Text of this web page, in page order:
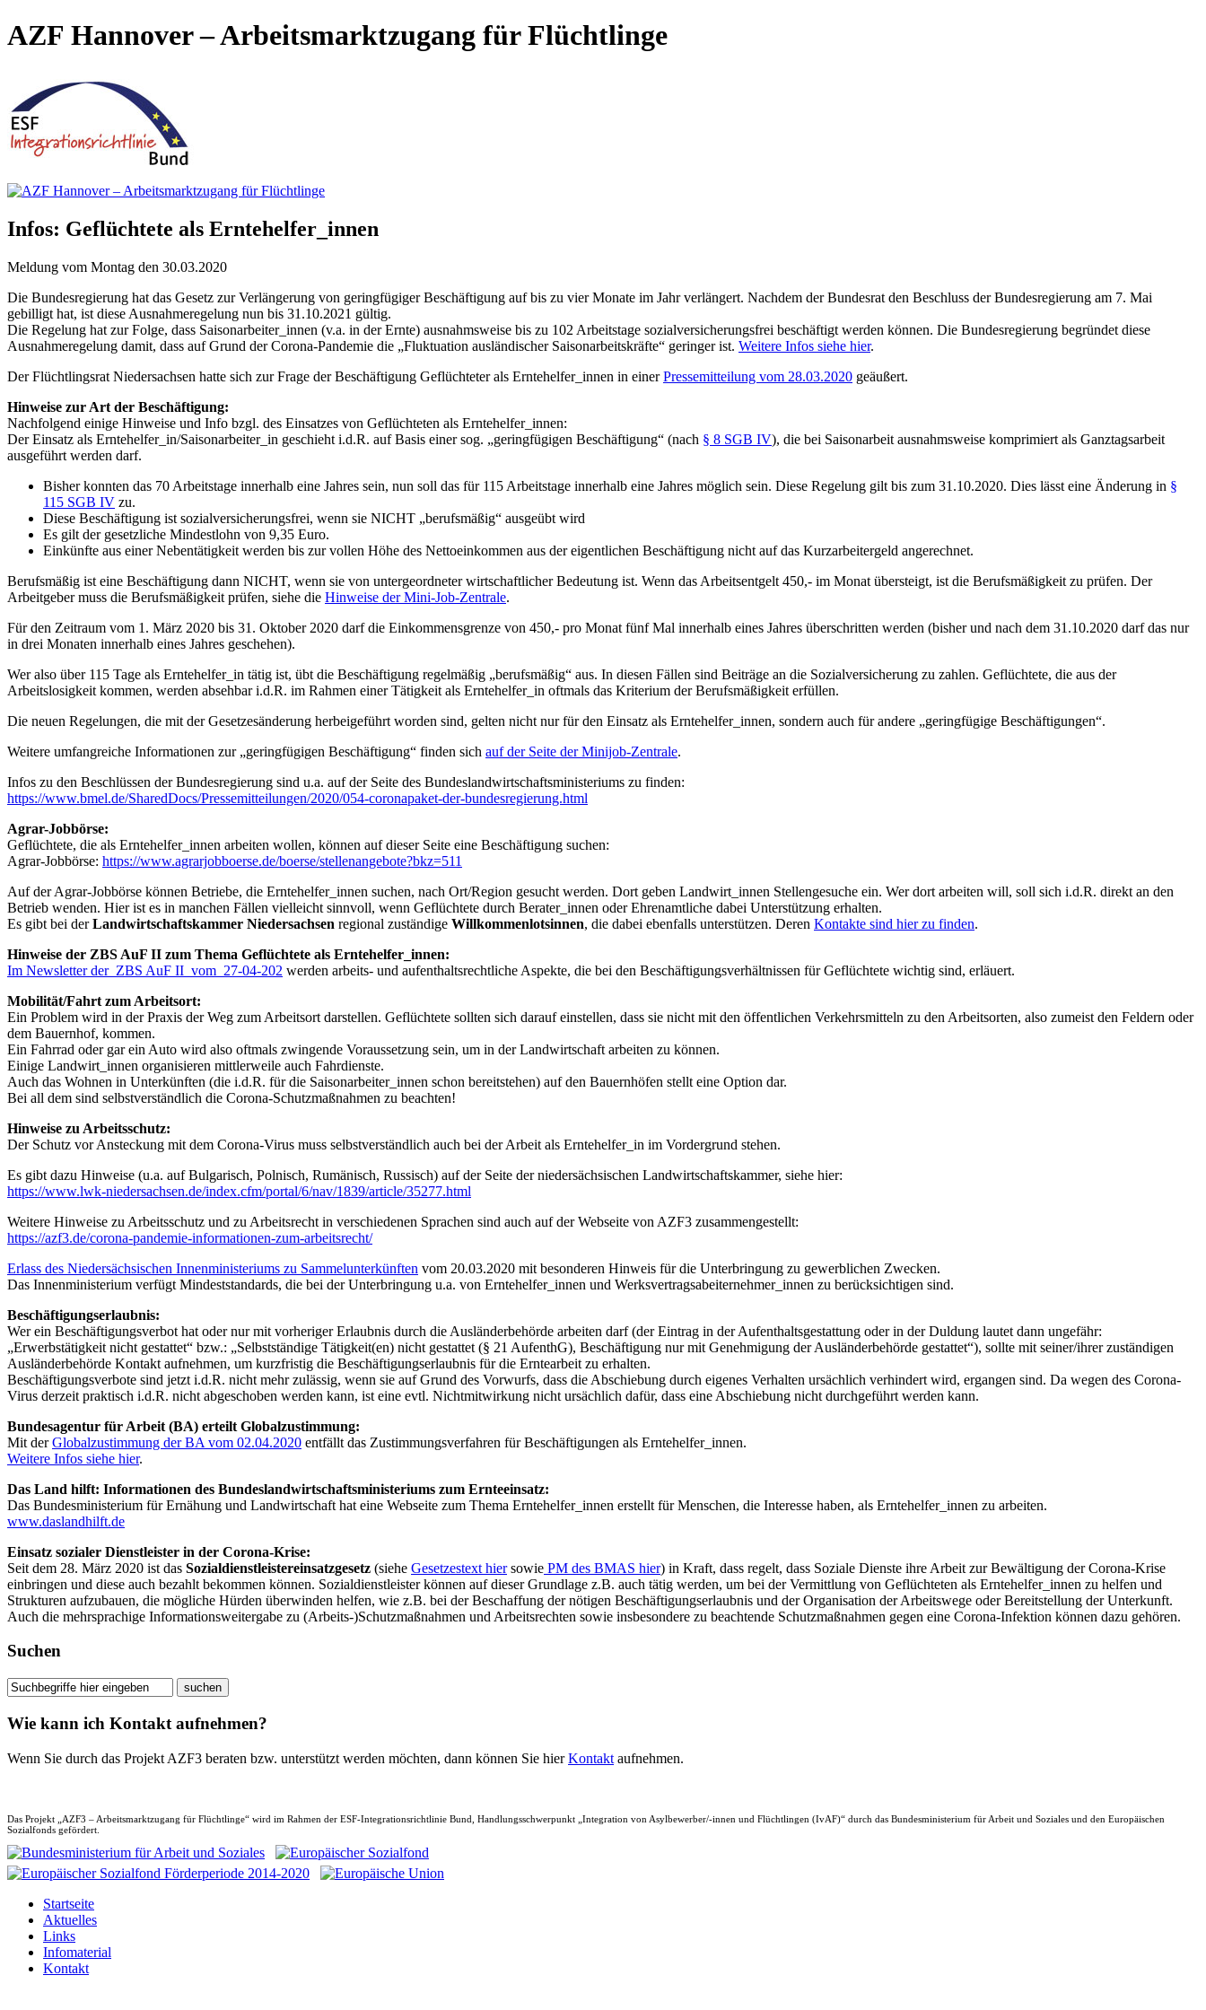
AZF Hannover – Arbeitsmarktzugang für Flüchtlinge
Infos: Geflüchtete als Erntehelfer_innen
Meldung vom Montag den 30.03.2020
Die Bundesregierung hat das Gesetz zur Verlängerung von geringfügiger Beschäftigung auf bis zu vier Monate im Jahr verlängert. Nachdem der Bundesrat den Beschluss der Bundesregierung am 7. Mai
gebilligt hat, ist diese Ausnahmeregelung nun bis 31.10.2021 gültig.
Die Regelung hat zur Folge, dass Saisonarbeiter_innen (v.a. in der Ernte) ausnahmsweise bis zu 102 Arbeitstage sozialversicherungsfrei beschäftigt werden können. Die Bundesregierung begründet diese
Ausnahmeregelung damit, dass auf Grund der Corona-Pandemie die „Fluktuation ausländischer Saisonarbeitskräfte“ geringer ist. Weitere Infos siehe hier.
Der Flüchtlingsrat Niedersachsen hatte sich zur Frage der Beschäftigung Geflüchteter als Erntehelfer_innen in einerPressemitteilung vom 28.03.2020 geäußert.
Hinweise zur Art der Beschäftigung:
Nachfolgend einige Hinweise und Info bzgl. des Einsatzes von Geflüchteten als Erntehelfer_innen:
Der Einsatz als Erntehelfer_in/Saisonarbeiter_in geschieht i.d.R. auf Basis einer sog. „geringfügigen Beschäftigung“ (nach § 8 SGB IV), die bei Saisonarbeit ausnahmsweise komprimiert als Ganztagsarbeit
ausgeführt werden darf.
Bisher konnten das 70 Arbeitstage innerhalb eine Jahres sein, nun soll das für 115 Arbeitstage innerhalb eine Jahres möglich sein. Diese Regelung gilt bis zum 31.10.2020. Dies lässt eine Änderung in §
115 SGB IV zu.
Diese Beschäftigung ist sozialversicherungsfrei, wenn sie NICHT „berufsmäßig“ ausgeübt wird
Es gilt der gesetzliche Mindestlohn von 9,35 Euro.
Einkünfte aus einer Nebentätigkeit werden bis zur vollen Höhe des Nettoeinkommen aus der eigentlichen Beschäftigung nicht auf das Kurzarbeitergeld angerechnet.
Berufsmäßig ist eine Beschäftigung dann NICHT, wenn sie von untergeordneter wirtschaftlicher Bedeutung ist. Wenn das Arbeitsentgelt 450,- im Monat übersteigt, ist die Berufsmäßigkeit zu prüfen. Der
Arbeitgeber muss die Berufsmäßigkeit prüfen, siehe die Hinweise der Mini-Job-Zentrale.
Für den Zeitraum vom 1. März 2020 bis 31. Oktober 2020 darf die Einkommensgrenze von 450,- pro Monat fünf Mal innerhalb eines Jahres überschritten werden (bisher und nach dem 31.10.2020 darf das nur
in drei Monaten innerhalb eines Jahres geschehen).
Wer also über 115 Tage als Erntehelfer_in tätig ist, übt die Beschäftigung regelmäßig „berufsmäßig“ aus. In diesen Fällen sind Beiträge an die Sozialversicherung zu zahlen. Geflüchtete, die aus der
Arbeitslosigkeit kommen, werden absehbar i.d.R. im Rahmen einer Tätigkeit als Erntehelfer_in oftmals das Kriterium der Berufsmäßigkeit erfüllen.
Die neuen Regelungen, die mit der Gesetzesänderung herbeigeführt worden sind, gelten nicht nur für den Einsatz als Erntehelfer_innen, sondern auch für andere „geringfügige Beschäftigungen“.
Weitere umfangreiche Informationen zur „geringfügigen Beschäftigung“ finden sich auf der Seite der Minijob-Zentrale.
Infos zu den Beschlüssen der Bundesregierung sind u.a. auf der Seite des Bundeslandwirtschaftsministeriums zu finden:
https://www.bmel.de/SharedDocs/Pressemitteilungen/2020/054-coronapaket-der-bundesregierung.html
Agrar-Jobbörse:
Geflüchtete, die als Erntehelfer_innen arbeiten wollen, können auf dieser Seite eine Beschäftigung suchen:
Agrar-Jobbörse: https://www.agrarjobboerse.de/boerse/stellenangebote?bkz=511
Auf der Agrar-Jobbörse können Betriebe, die Erntehelfer_innen suchen, nach Ort/Region gesucht werden. Dort geben Landwirt_innen Stellengesuche ein. Wer dort arbeiten will, soll sich i.d.R. direkt an den
Betrieb wenden. Hier ist es in manchen Fällen vielleicht sinnvoll, wenn Geflüchtete durch Berater_innen oder Ehrenamtliche dabei Unterstützung erhalten.
Es gibt bei derLandwirtschaftskammer Niedersachsen regional zuständige Willkommenlotsinnen, die dabei ebenfalls unterstützen. Deren Kontakte sind hier zu finden.
Hinweise der ZBS AuF II zum Thema Geflüchtete als Erntehelfer_innen:
Im Newsletter der_ZBS AuF II_vom_27-04-202 werden arbeits- und aufenthaltsrechtliche Aspekte, die bei den Beschäftigungsverhältnissen für Geflüchtete wichtig sind, erläuert.
Mobilität/Fahrt zum Arbeitsort:
Ein Problem wird in der Praxis der Weg zum Arbeitsort darstellen. Geflüchtete sollten sich darauf einstellen, dass sie nicht mit den öffentlichen Verkehrsmitteln zu den Arbeitsorten, also zumeist den Feldern oder
dem Bauernhof, kommen.
Ein Fahrrad oder gar ein Auto wird also oftmals zwingende Voraussetzung sein, um in der Landwirtschaft arbeiten zu können.
Einige Landwirt_innen organisieren mittlerweile auch Fahrdienste.
Auch das Wohnen in Unterkünften (die i.d.R. für die Saisonarbeiter_innen schon bereitstehen) auf den Bauernhöfen stellt eine Option dar.
Bei all dem sind selbstverständlich die Corona-Schutzmaßnahmen zu beachten!
Hinweise zu Arbeitsschutz:
Der Schutz vor Ansteckung mit dem Corona-Virus muss selbstverständlich auch bei der Arbeit als Erntehelfer_in im Vordergrund stehen.
Es gibt dazu Hinweise (u.a. auf Bulgarisch, Polnisch, Rumänisch, Russisch) auf der Seite der niedersächsischen Landwirtschaftskammer, siehe hier:
https://www.lwk-niedersachsen.de/index.cfm/portal/6/nav/1839/article/35277.html
Weitere Hinweise zu Arbeitsschutz und zu Arbeitsrecht in verschiedenen Sprachen sind auch auf der Webseite von AZF3 zusammengestellt:
https://azf3.de/corona-pandemie-informationen-zum-arbeitsrecht/
Erlass des Niedersächsischen Innenministeriums zu Sammelunterkünften vom 20.03.2020 mit besonderen Hinweis für die Unterbringung zu gewerblichen Zwecken.
Das Innenministerium verfügt Mindeststandards, die bei der Unterbringung u.a. von Erntehelfer_innen und Werksvertragsabeiternehmer_innen zu berücksichtigen sind.
Beschäftigungserlaubnis:
Wer ein Beschäftigungsverbot hat oder nur mit vorheriger Erlaubnis durch die Ausländerbehörde arbeiten darf (der Eintrag in der Aufenthaltsgestattung oder in der Duldung lautet dann ungefähr:
„Erwerbstätigkeit nicht gestattet“ bzw.: „Selbstständige Tätigkeit(en) nicht gestattet (§ 21 AufenthG), Beschäftigung nur mit Genehmigung der Ausländerbehörde gestattet“), sollte mit seiner/ihrer zuständigen
Ausländerbehörde Kontakt aufnehmen, um kurzfristig die Beschäftigungserlaubnis für die Erntearbeit zu erhalten.
Beschäftigungsverbote sind jetzt i.d.R. nicht mehr zulässig, wenn sie auf Grund des Vorwurfs, dass die Abschiebung durch eigenes Verhalten ursächlich verhindert wird, ergangen sind. Da wegen des Corona-
Virus derzeit praktisch i.d.R. nicht abgeschoben werden kann, ist eine evtl. Nichtmitwirkung nicht ursächlich dafür, dass eine Abschiebung nicht durchgeführt werden kann.
Bundesagentur für Arbeit (BA) erteilt Globalzustimmung:
Mit derGlobalzustimmung der BA vom 02.04.2020 entfällt das Zustimmungsverfahren für Beschäftigungen als Erntehelfer_innen.
Weitere Infos siehe hier.
Das Land hilft: Informationen des Bundeslandwirtschaftsministeriums zum Ernteeinsatz:
Das Bundesministerium für Ernähung und Landwirtschaft hat eine Webseite zum Thema Erntehelfer_innen erstellt für Menschen, die Interesse haben, als Erntehelfer_innen zu arbeiten.
www.daslandhilft.de
Einsatz sozialer Dienstleister in der Corona-Krise:
Seit dem 28. März 2020 ist das Sozialdienstleistereinsatzgesetz (siehe Gesetzestext hiersowie PM des BMAS hier) in Kraft, dass regelt, dass Soziale Dienste ihre Arbeit zur Bewältigung der Corona-Krise
einbringen und diese auch bezahlt bekommen können. Sozialdienstleister können auf dieser Grundlage z.B. auch tätig werden, um bei der Vermittlung von Geflüchteten als Erntehelfer_innen zu helfen und
Strukturen aufzubauen, die mögliche Hürden überwinden helfen, wie z.B. bei der Beschaffung der nötigen Beschäftigungserlaubnis und der Organisation der Arbeitswege oder Bereitstellung der Unterkunft.
Auch die mehrsprachige Informationsweitergabe zu (Arbeits-)Schutzmaßnahmen und Arbeitsrechten sowie insbesondere zu beachtende Schutzmaßnahmen gegen eine Corona-Infektion können dazu gehören.
Suchen
Wie kann ich Kontakt aufnehmen?
Wenn Sie durch das Projekt AZF3 beraten bzw. unterstützt werden möchten, dann können Sie hierKontakt aufnehmen.
Das Projekt „AZF3 – Arbeitsmarktzugang für Flüchtlinge“ wird im Rahmen der ESF-Integrationsrichtlinie Bund, Handlungsschwerpunkt „Integration von Asylbewerber/-innen und Flüchtlingen (IvAF)“ durch das Bundesministerium für Arbeit und Soziales und den Europäischen
Sozialfonds gefördert.
Startseite
Aktuelles
Links
Infomaterial
Kontakt